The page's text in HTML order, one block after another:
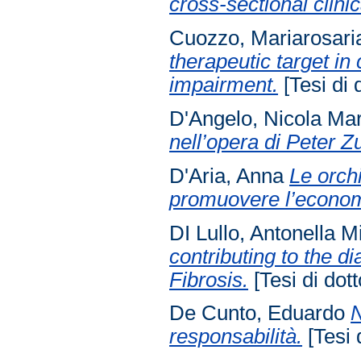
Cuozzo,
therapeutic target in
impairment. [Tesi di
D'Angelo, Nicola
nell’opera di Peter
D'Aria, Anna Le
promuovere
DI Lullo, Antonella
contributing to the
Fibrosis. [Tesi di
De Cunto, Eduardo
responsabilità. [Tesi